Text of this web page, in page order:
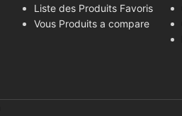
Liste des Produits Favoris
Vous Produits a compare